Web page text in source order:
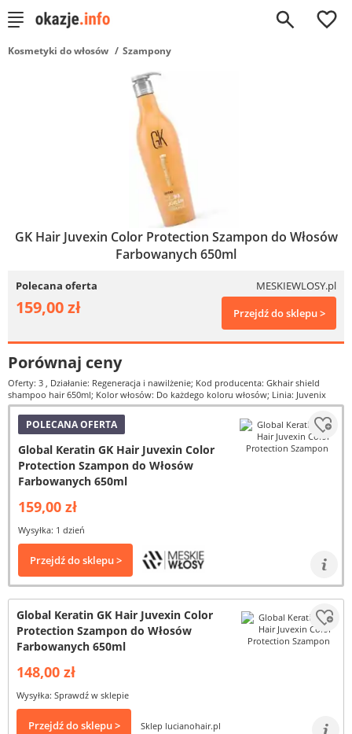
0
Kosmetyki do włosów Szampony
GK Hair Juvexin Color Protection Szampon do Włosów
Farbowanych 650ml
Polecana oferta MESKIEWLOSY.pl
159,00 zł Przejdź do sklepu >
Porównaj ceny
Oferty: 3 , Działanie: Regeneracja i nawilżenie; Kod producenta: Gkhair shield
shampoo hair 650ml; Kolor włosów: Do każdego koloru włosów; Linia: Juvenix
POLECANA OFERTA
Global Keratin GK Hair Juvexin Color
Protection Szampon do Włosów
Farbowanych 650ml
159,00 zł
Wysyłka: 1 dzień
Przejdź do sklepu >
Global Keratin GK Hair Juvexin Color
Protection Szampon do Włosów
Farbowanych 650ml
148,00 zł
Wysyłka: Sprawdź w sklepie
Przejdź do sklepu > Sklep lucianohair.pl